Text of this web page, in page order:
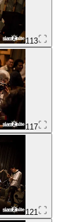
113
117
121